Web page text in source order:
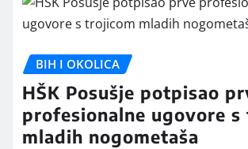
BIH I OKOLICA
HŠK Posušje potpisao
profesionalne ugovore
mladih nogometaša